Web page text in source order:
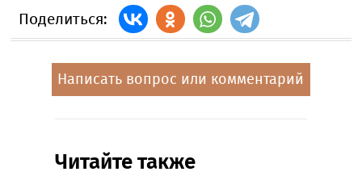
Поделиться:
Написать вопрос или комментарий
Читайте также